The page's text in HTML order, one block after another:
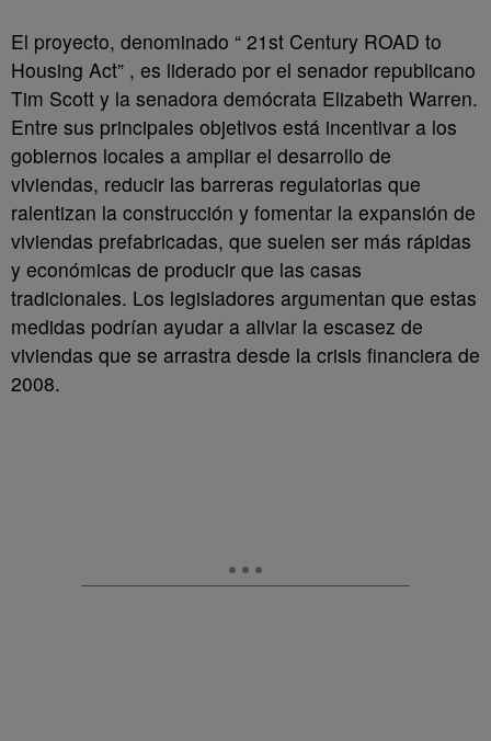
El proyecto, denominado “ 21st Century ROAD to
Housing Act” , es liderado por el senador republicano
Tim Scott y la senadora demócrata Elizabeth Warren.
Entre sus principales objetivos está incentivar a los
gobiernos locales a ampliar el desarrollo de
viviendas, reducir las barreras regulatorias que
ralentizan la construcción y fomentar la expansión de
viviendas prefabricadas, que suelen ser más rápidas
y económicas de producir que las casas
tradicionales. Los legisladores argumentan que estas
medidas podrían ayudar a aliviar la escasez de
viviendas que se arrastra desde la crisis financiera de
2008.